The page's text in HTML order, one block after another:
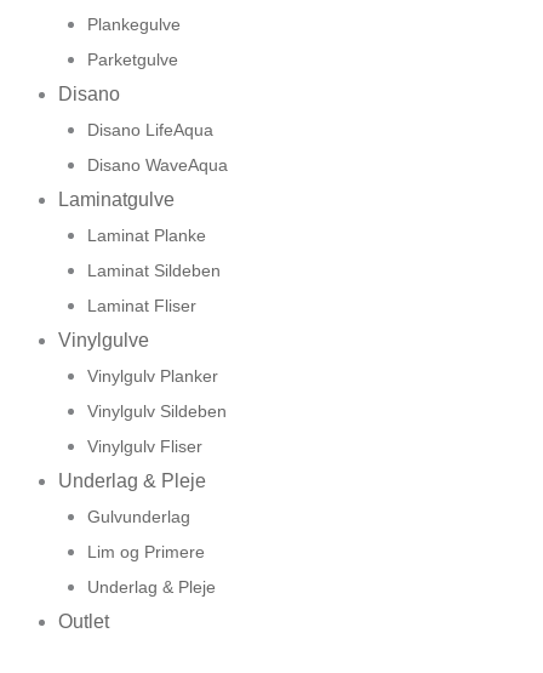
Plankegulve
Parketgulve
Disano
Disano LifeAqua
Disano WaveAqua
Laminatgulve
Laminat Planke
Laminat Sildeben
Laminat Fliser
Vinylgulve
Vinylgulv Planker
Vinylgulv Sildeben
Vinylgulv Fliser
Underlag & Pleje
Gulvunderlag
Lim og Primere
Underlag & Pleje
Outlet